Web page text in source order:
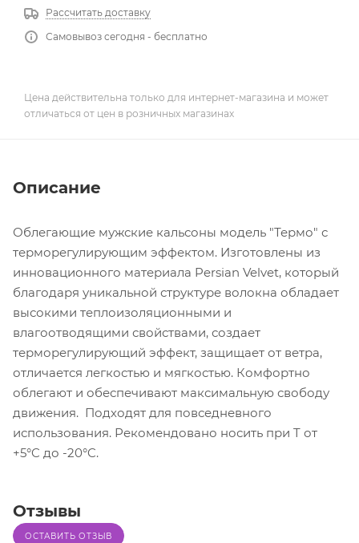
Рассчитать доставку
Самовывоз сегодня - бесплатно
Цена действительна только для интернет-магазина и может
отличаться от цен в розничных магазинах
Описание
Облегающие мужские кальсоны модель "Термо" с
терморегулирующим эффектом. Изготовлены из
инновационного материала Persian Velvet, который
благодаря уникальной структуре волокна обладает
высокими теплоизоляционными и
влагоотводящими свойствами, создает
терморегулирующий эффект, защищает от ветра,
отличается легкостью и мягкостью. Комфортно
облегают и обеспечивают максимальную свободу
движения. Подходят для повседневного
использования. Рекомендовано носить при T от
+5°C до -20°C.
Отзывы
ОСТАВИТЬ ОТЗЫВ